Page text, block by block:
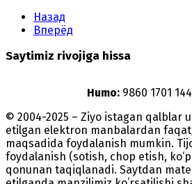
Назад
Вперёд
Saytimiz rivojiga hissa
Humo: 9860 1701
© 2004-2025 – Ziyo istagan qalblar
etilgan elektron manbalardan
maqsadida foydalanish mumkin.
foydalanish (sotish, chop etish,
qonunan taqiqlanadi. Saytdan